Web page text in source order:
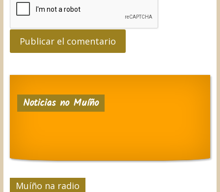
Noticias no Muíño
Muíño na radio